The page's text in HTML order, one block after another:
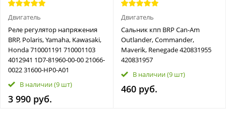
Двигатель
Реле регулятор напряжения
BRP, Polaris, Yamaha, Kawasaki,
Honda 710001191 710001103
4012941 1D7-81960-00-00 21066-
0022 31600-HP0-A01
В наличии(9 шт)
3 990 руб.
Двигатель
Сальник кпп BRP Can-Am
Outlander, Commander,
Maverik, Renegade 420831955
420831957
В наличии(9 шт)
460 руб.